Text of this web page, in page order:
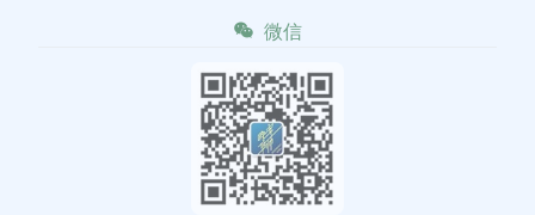
微信